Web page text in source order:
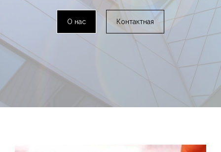
О нас Контактная